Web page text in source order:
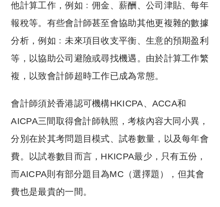
他計算工作，例如﹕佣金、薪酬、公司津貼、每年
報稅等。有些會計師甚至會協助其他更複雜的數據
分析，例如﹕未來項目收支平衡、生意的預期盈利
等，以協助公司避險或尋找機遇。由於計算工作繁
複，以致會計師超時工作已成為常態。
會計師須於香港認可機構HKICPA、ACCA和
AICPA三間取得會計師執照，考核內容大同小異，
分別在於其考問題目模式、試卷數量，以及每年會
費。以試卷數目而言，HKICPA最少，只有五份，
而AICPA則有部分題目為MC（選擇題），但其會
費也是最貴的一間。